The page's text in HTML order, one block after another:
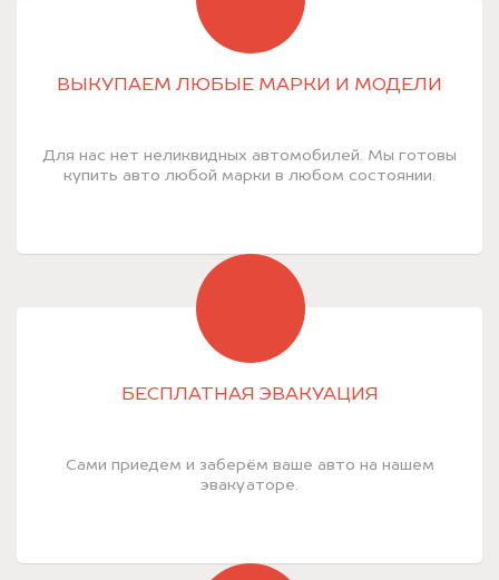
ВЫКУПАЕМ ЛЮБЫЕ МАРКИ И МОДЕЛИ
Для нас нет неликвидных автомобилей. Мы готовы
купить авто любой марки в любом состоянии.
БЕСПЛАТНАЯ ЭВАКУАЦИЯ
Сами приедем и заберём ваше авто на нашем
эвакуаторе.